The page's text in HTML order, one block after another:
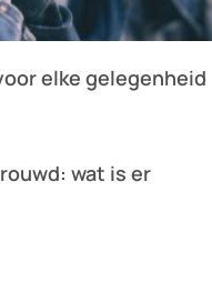
elke gelegenheid
wat is er